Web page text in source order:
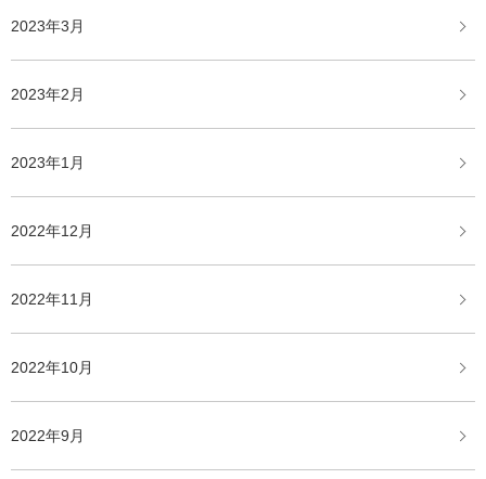
2023年3月
2023年2月
2023年1月
2022年12月
2022年11月
2022年10月
2022年9月